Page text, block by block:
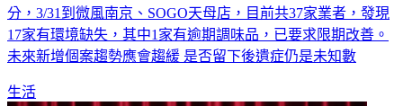
17家有環境缺失，其中1家有逾期調味品，已要求限期改善。
未來新增個案趨勢應會趨緩 是否留下後遺症仍是未知數